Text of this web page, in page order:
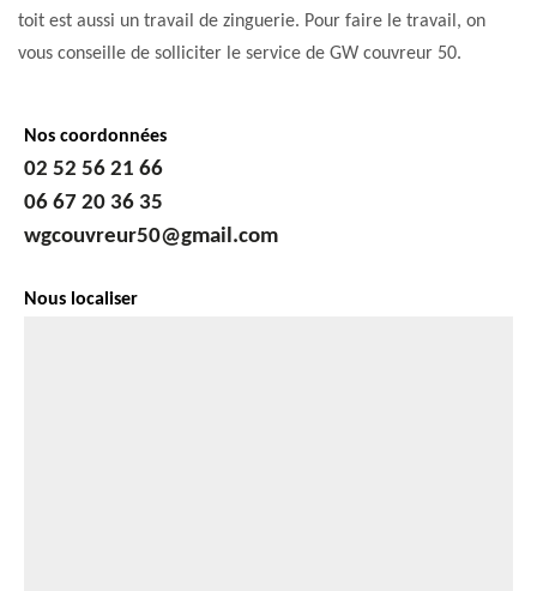
toit est aussi un travail de zinguerie. Pour faire le travail, on
vous conseille de solliciter le service de GW couvreur 50.
Nos coordonnées
02 52 56 21 66
06 67 20 36 35
wgcouvreur50@gmail.com
Nous localiser